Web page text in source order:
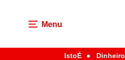
Menu
IstoÉ Dinheiro